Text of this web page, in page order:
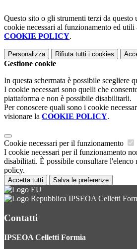
Questo sito o gli strumenti terzi da
cookie necessari al funzionamento ed
COOKIE POLICY.
Personalizza Rifiuta tutti i cookies
Gestione cookie
In questa schermata è possibile scegliere
I cookie necessari sono quelli che
piattaforma e non è possibile disabilitarli.
Per conoscere quali sono i cookie
visionare la COOKIE POLICY.
Cookie necessari per il funzionamento
I cookie necessari per il funzionamento
disabilitati. È possibile consultare l'elenco
policy.
Accetta tutti Salva le preferenze
IPSEOA Celletti
Contatti
IPSEOA Celletti Formia